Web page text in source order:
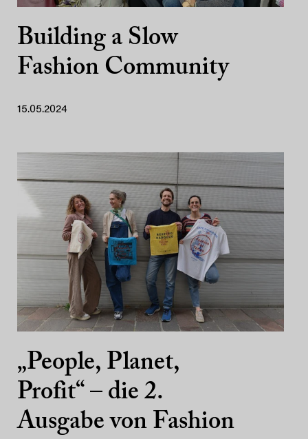
Building a Slow
Fashion Community
15.05.2024
„People, Planet,
Profit“ – die 2.
Ausgabe von Fashion